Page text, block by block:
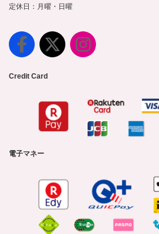
定休日：月曜・日曜
Credit Card
電子マネー